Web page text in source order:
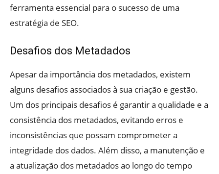
ferramenta essencial para o sucesso de uma
estratégia de SEO.
Desafios dos Metadados
Apesar da importância dos metadados, existem
alguns desafios associados à sua criação e gestão.
Um dos principais desafios é garantir a qualidade e a
consistência dos metadados, evitando erros e
inconsistências que possam comprometer a
integridade dos dados. Além disso, a manutenção e
a atualização dos metadados ao longo do tempo